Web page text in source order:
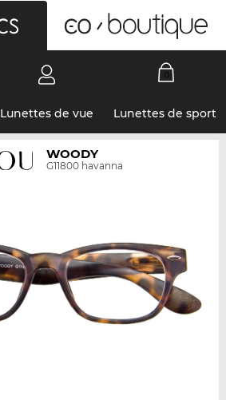
Lunettes de vue Lunettes de sport
WOODY
G11800 havanna